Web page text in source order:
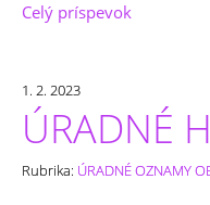
Celý príspevok
1. 2. 2023
ÚRADNÉ
Rubrika: ÚRADNÉ OZNAMY